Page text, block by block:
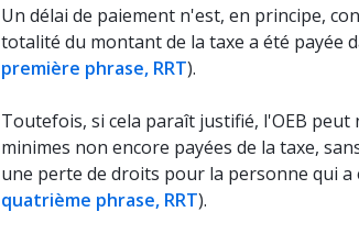
Un délai de paiement n'est, en principe,
totalité du montant de la taxe a été payée
première phrase, RRT).
Toutefois, si cela paraît justifié, l'OEB
minimes non encore payées de la taxe,
une perte de droits pour la personne qui a
quatrième phrase, RRT).